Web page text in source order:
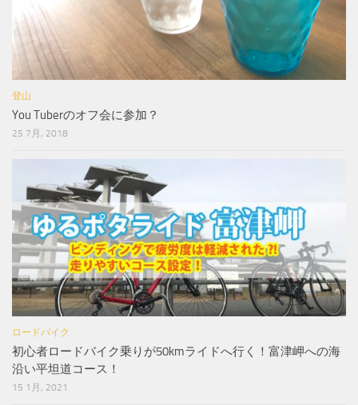
登山
You Tuberのオフ会に参加？
25 7月, 2018
ロードバイク
初心者ロードバイク乗りが50kmライドへ行く！富津岬への海
沿い平坦道コース！
15 1月, 2021